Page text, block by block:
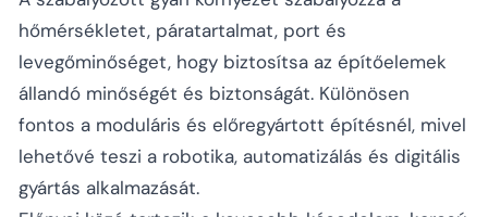
hőmérsékletet, páratartalmat, port és
levegőminőséget, hogy biztosítsa az építőelemek
állandó minőségét és biztonságát. Különösen
fontos a moduláris és előregyártott építésnél, mivel
lehetővé teszi a robotika, automatizálás és digitális
gyártás alkalmazását.